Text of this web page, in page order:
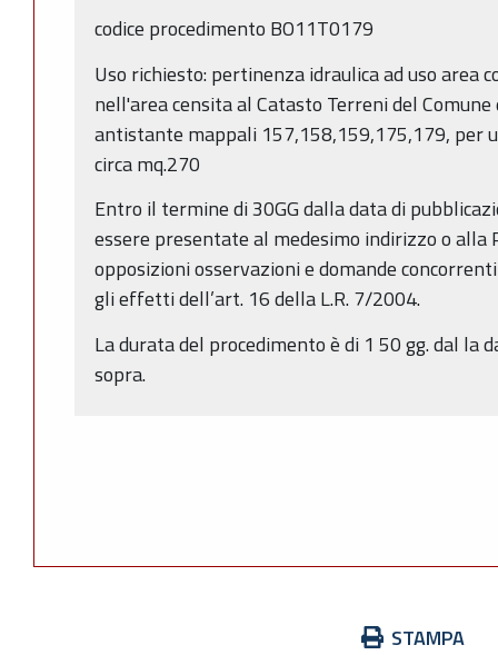
codice procedimento BO11T0179
Uso richiesto: pertinenza idraulica ad uso area
nell'area censita al Catasto Terreni del
antistante mappali 157,158,159,175,179, per
circa mq.270
Entro il termine di 30GG dalla data di
essere presentate al medesimo indirizzo o alla
opposizioni osservazioni e domande
gli effetti dell’art. 16 della L.R. 7/2004.
La durata del procedimento è di 1 50 gg. dal la
sopra.
STAMPA